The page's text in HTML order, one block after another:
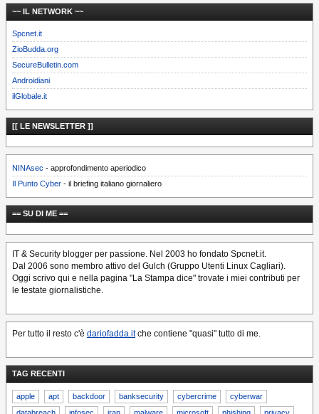
~~ IL NETWORK ~~
Spcnet.it
ZioBudda.org
SecureBulletin.com
Androidiani
ilGlobale.it
[[ LE NEWSLETTER ]]
NINAsec - approfondimento aperiodico
Il Punto Cyber - il briefing italiano giornaliero
== SU DI ME ==
IT & Security blogger per passione. Nel 2003 ho fondato Spcnet.it.
Dal 2006 sono membro attivo del Gulch (Gruppo Utenti Linux Cagliari).
Oggi scrivo qui e nella pagina "La Stampa dice" trovate i miei contributi per
le testate giornalistiche.
Per tutto il resto c'è dariofadda.itche contiene "quasi" tutto di me.
TAG RECENTI
apple apt backdoor banksecurity cybercrime
cyberwar